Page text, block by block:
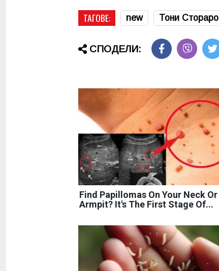
ТАГОВЕ: new Тони Стораро
СПОДЕЛИ:
Find Papillomas On Your Neck Or
Armpit? It's The First Stage Of...